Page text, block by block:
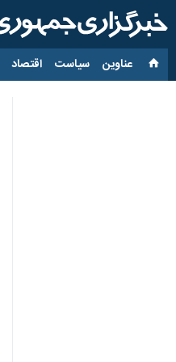
عناوین‌ سیاست اقتصاد